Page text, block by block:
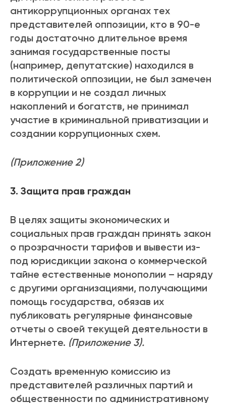
антикоррупционных органах тех
представителей оппозиции, кто в 90-е
годы достаточно длительное время
занимая государственные посты
(например, депутатские) находился в
политической оппозиции, не был замечен
в коррупции и не создал личных
накоплений и богатств, не принимал
участие в криминальной приватизации и
создании коррупционных схем.
(Приложение 2)
3. Защита прав граждан
В целях защиты экономических и
социальных прав граждан принять закон
о прозрачности тарифов и вывести из-
под юрисдикции закона о коммерческой
тайне естественные монополии – наряду
с другими организациями, получающими
помощь государства, обязав их
публиковать регулярные финансовые
отчеты о своей текущей деятельности в
Интернете. (Приложение 3).
Создать временную комиссию из
представителей различных партий и
общественности по административному